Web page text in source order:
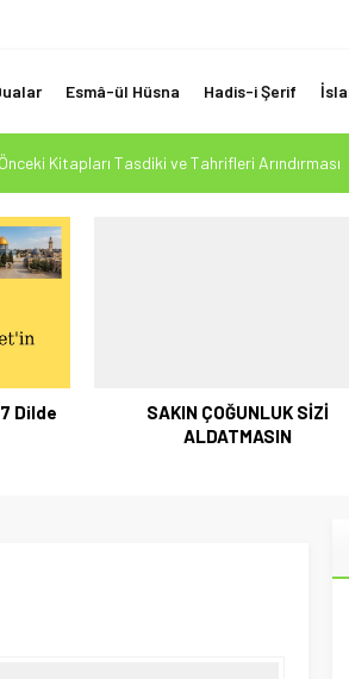
Esmâ-ül Hüsna Hadis-i Şerif
Kitapları Tasdiki ve Tahrifleri Arındırması
26.07.2026 Tarihinde
Kur’ân-ı Kerîm’de Yer Alan
Öğüt ve Nasihatler